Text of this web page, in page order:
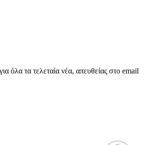
όλα τα τελεταία νέα, απευθείας στο email